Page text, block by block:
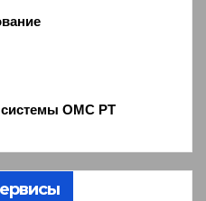
системы ОМС РТ